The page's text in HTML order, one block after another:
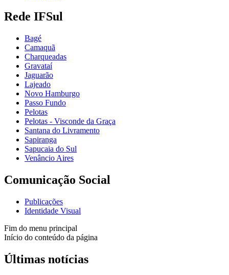
Rede IFSul
Bagé
Camaquã
Charqueadas
Gravataí
Jaguarão
Lajeado
Novo Hamburgo
Passo Fundo
Pelotas
Pelotas - Visconde da Graça
Santana do Livramento
Sapiranga
Sapucaia do Sul
Venâncio Aires
Comunicação Social
Publicações
Identidade Visual
Fim do menu principal
Início do conteúdo da página
Últimas notícias